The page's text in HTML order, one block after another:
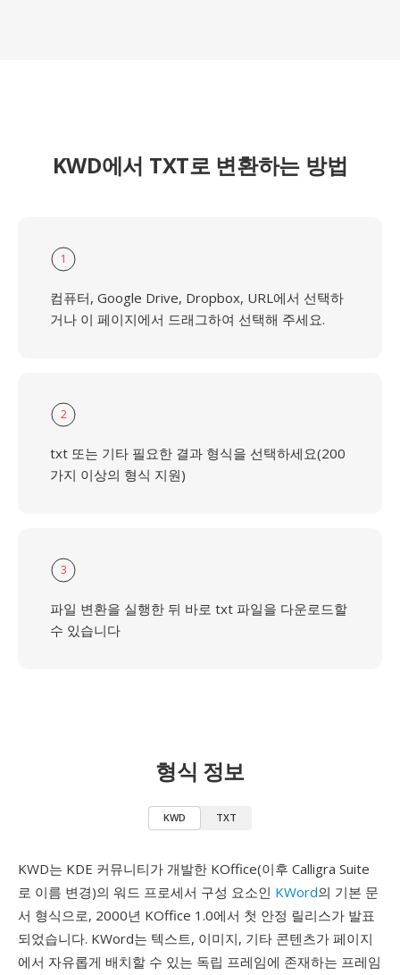
KWD에서 TXT로 변환하는 방법
1
컴퓨터, Google Drive, Dropbox, URL에서 선택하
거나 이 페이지에서 드래그하여 선택해 주세요.
2
txt 또는 기타 필요한 결과 형식을 선택하세요(200
가지 이상의 형식 지원)
3
파일 변환을 실행한 뒤 바로 txt 파일을 다운로드할
수 있습니다
형식 정보
KWD TXT
KWD는 KDE 커뮤니티가 개발한 KOffice(이후 Calligra Suite
로 이름 변경)의 워드 프로세서 구성 요소인 KWord의 기본 문
서 형식으로, 2000년 KOffice 1.0에서 첫 안정 릴리스가 발표
되었습니다. KWord는 텍스트, 이미지, 기타 콘텐츠가 페이지
에서 자유롭게 배치할 수 있는 독립 프레임에 존재하는 프레임